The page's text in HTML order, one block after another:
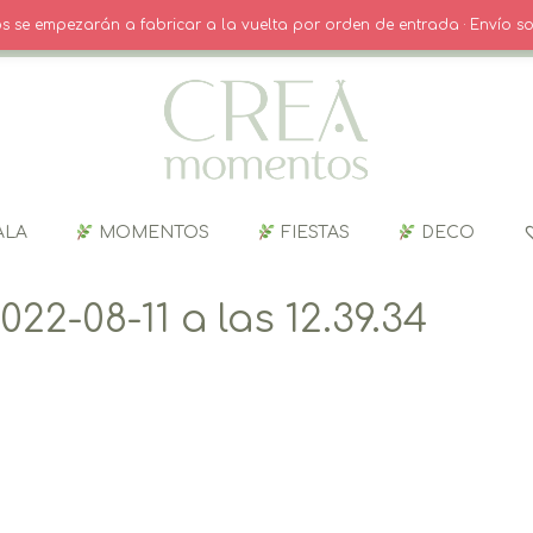
· INICIO SESIÓN / REGISTRO CARRITO
MOMENTOS FIESTAS DECO
08-11 a las 12.39.34
empezarán a fabricar a la vuelta por orden de entrada · Envío